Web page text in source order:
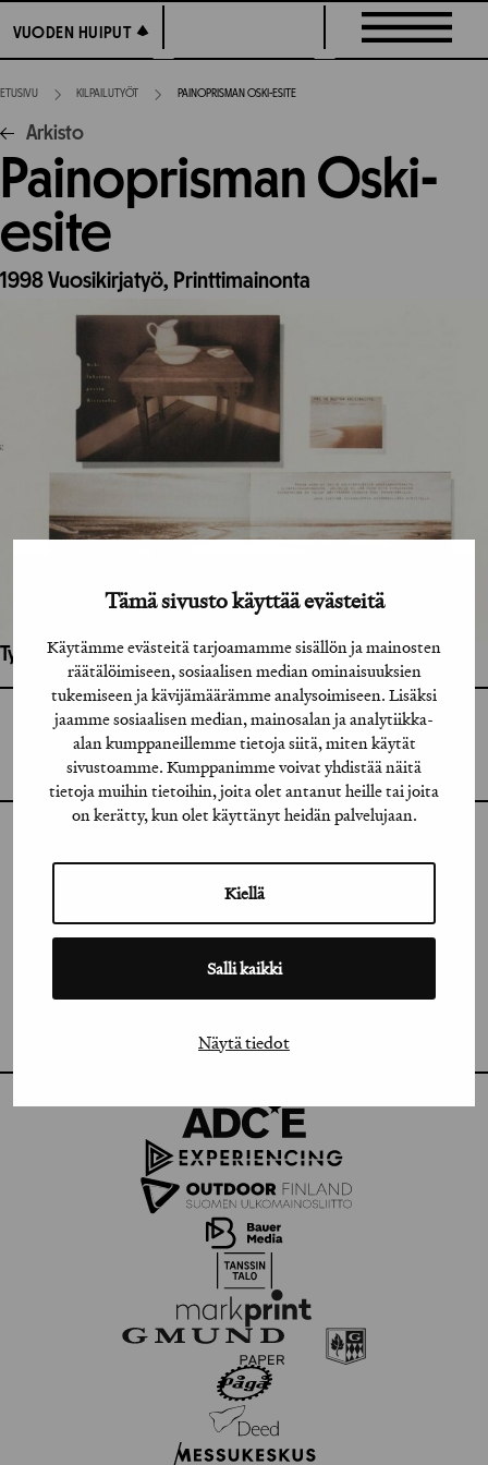
Tämä sivusto käyttää evästeitä
Käytämme evästeitä tarjoamamme sisällön ja mainosten
räätälöimiseen, sosiaalisen median ominaisuuksien
tukemiseen ja kävijämäärämme analysoimiseen. Lisäksi
jaamme sosiaalisen median, mainosalan ja analytiikka-
alan kumppaneillemme tietoja siitä, miten käytät
sivustoamme. Kumppanimme voivat yhdistää näitä
tietoja muihin tietoihin, joita olet antanut heille tai joita
on kerätty, kun olet käyttänyt heidän palvelujaan.
Kiellä
Salli kaikki
Näytä tiedot
suoraan
sisältöön
VUODEN HUIPUT
VUODEN HUIPUT
ETUSIVU KILPAILUTYÖT PAINOPRISMAN OSKI-ESITE
Arkisto
Painoprisman Oski-
esite
1998Vuosikirjatyö, Printtimainonta
Työhön osallistuneet henkilöt / tahot:
GRAFIA RY
GRAFIA(AT)GRAFIA.FI
UUDENMAANKATU 11 B 9,
00120 HELSINKI
LINKEDIN
FACEBOOK